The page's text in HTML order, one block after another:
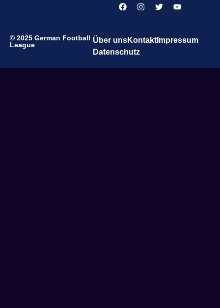
© 2025 German Football
League
Über unsKontaktImpressum
Datenschutz